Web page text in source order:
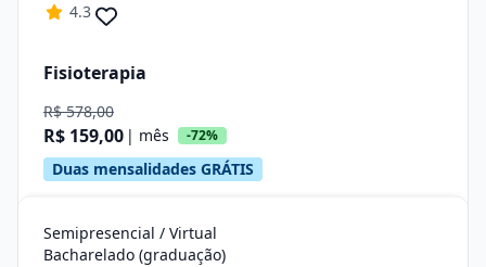
4.3
Fisioterapia
R$ 578,00
R$ 159,00 | mês -72%
Duas mensalidades GRÁTIS
Semipresencial / Virtual
Bacharelado (graduação)